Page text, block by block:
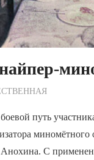
путь
С